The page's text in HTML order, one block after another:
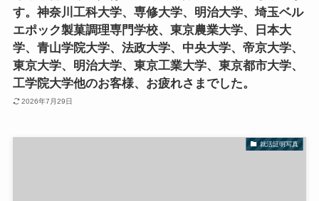
す。神奈川工科大学、専修大学、明治大学、埼玉ベル
エポック製菓調理専門学校、東京農業大学、日本大
学、青山学院大学、法政大学、中央大学、帝京大学、
東京大学、明治大学、東京工業大学、東京都市大学、
工学院大学他のお客様、お疲れさまでした。
2026年7月29日
就活証明写真